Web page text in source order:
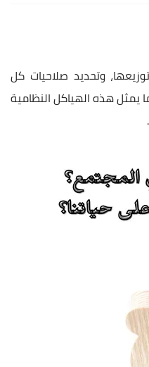
وتحديد صلاحيات كل
هذه الهياكل النظامية